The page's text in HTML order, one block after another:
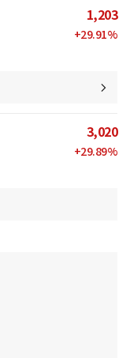
1,203
+29.91%
3,020
+29.89%